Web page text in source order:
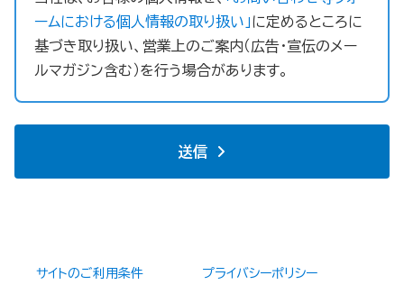
ームにおける個人情報の取り扱い」に定めるところに
基づき取り扱い、営業上のご案内（広告・宣伝のメー
ルマガジン含む）を行う場合があります。
送信
サイトのご利用条件 プライバシーポリシー